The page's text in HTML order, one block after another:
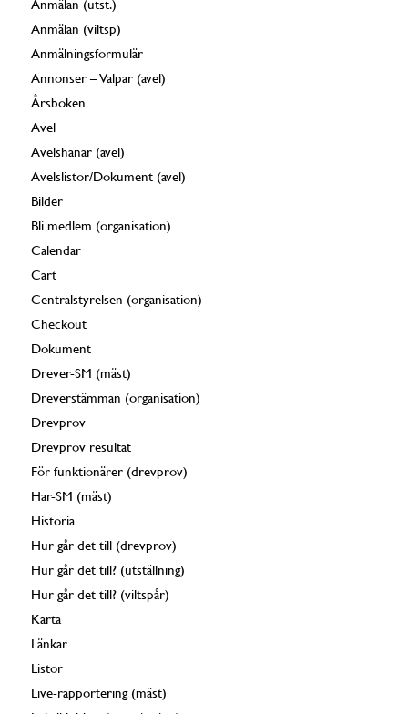
Anmälan (utst.)
Anmälan (viltsp)
Anmälningsformulär
Annonser – Valpar (avel)
Årsboken
Avel
Avelshanar (avel)
Avelslistor/Dokument (avel)
Bilder
Bli medlem (organisation)
Calendar
Cart
Centralstyrelsen (organisation)
Checkout
Dokument
Drever-SM (mäst)
Dreverstämman (organisation)
Drevprov
Drevprov resultat
För funktionärer (drevprov)
Har-SM (mäst)
Historia
Hur går det till (drevprov)
Hur går det till? (utställning)
Hur går det till? (viltspår)
Karta
Länkar
Listor
Live-rapportering (mäst)